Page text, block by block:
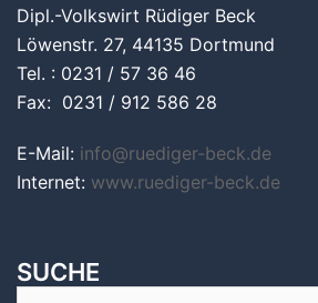
Dipl.-Volkswirt Rüdiger Beck
Löwenstr. 27, 44135 Dortmund
Tel. : 0231 / 57 36 46
Fax: 0231 / 912 586 28
E-Mail: info@ruediger-beck.de
Internet: www.ruediger-beck.de
SUCHE